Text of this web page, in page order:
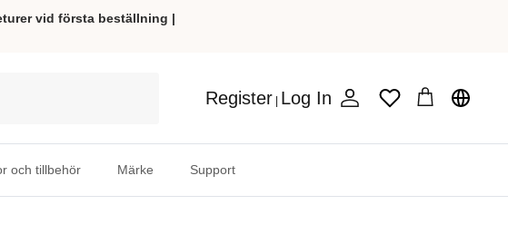
vid första beställning |
Register Log In Konto
Wishlist
Vagn
och tillbehör Märke Support